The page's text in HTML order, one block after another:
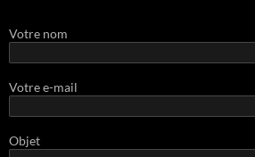
Votre nom
Votre e-mail
Objet